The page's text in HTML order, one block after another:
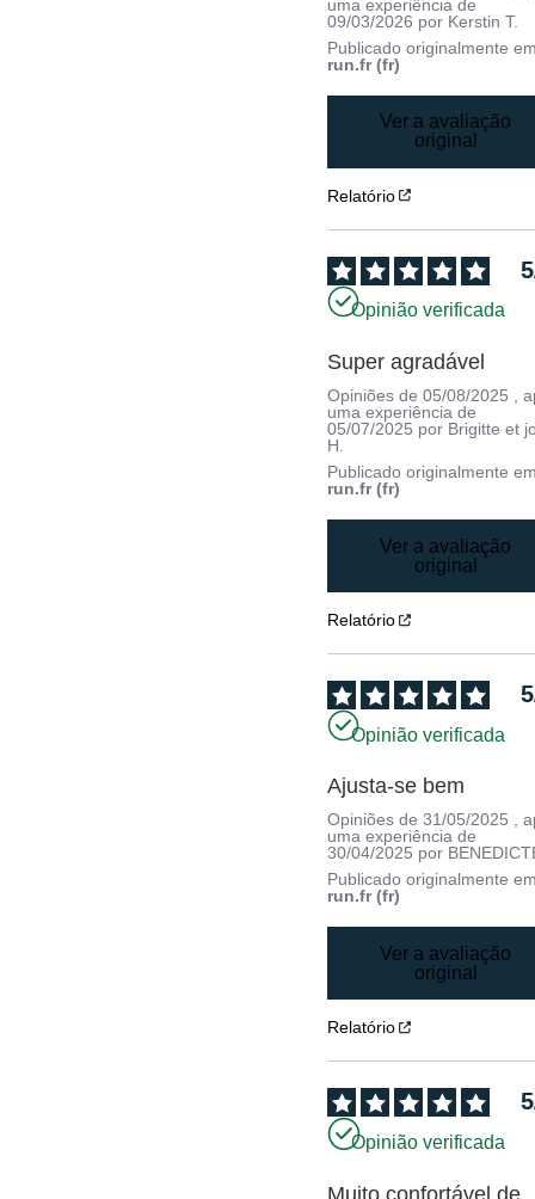
uma experiência de
09/03/2026 por Kerstin T.
Publicado originalmente
run.fr (fr)
Ver a avaliação
original
Relatório
5
Opinião verificada
Super agradável
Opiniões de05/08/2025
,
uma experiência de
05/07/2025 por Brigitte et
H.
Publicado originalmente
run.fr (fr)
Ver a avaliação
original
Relatório
5
Opinião verificada
Ajusta-se bem
Opiniões de31/05/2025 ,
uma experiência de
30/04/2025 por
Publicado originalmente
run.fr (fr)
Ver a avaliação
original
Relatório
5
Opinião verificada
Muito confortável de